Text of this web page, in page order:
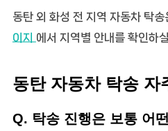
동탄 외 화성 전 지역 자동차 탁송
이지 에서 지역별 안내를 확인하
동탄 자동차 탁송 자
Q. 탁송 진행은 보통 어